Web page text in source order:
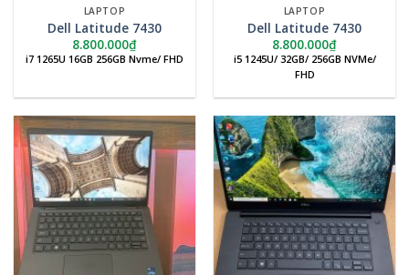
LAPTOP
Dell Latitude 7430
8.800.000₫
i7 1265U 16GB 256GB Nvme/ FHD
LAPTOP
Dell Latitude 7430
8.800.000₫
i5 1245U/ 32GB/ 256GB NVMe/
FHD